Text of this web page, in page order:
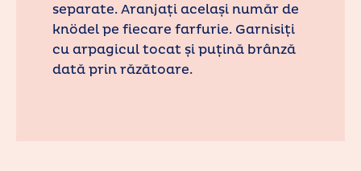
separate. Aranjați același număr de
knödel pe fiecare farfurie. Garnisiți
cu arpagicul tocat și puțină brânză
dată prin răzătoare.